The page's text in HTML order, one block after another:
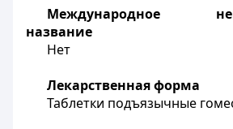
Международное
название
Нет
Лекарственная форма
Таблетки подъязычные